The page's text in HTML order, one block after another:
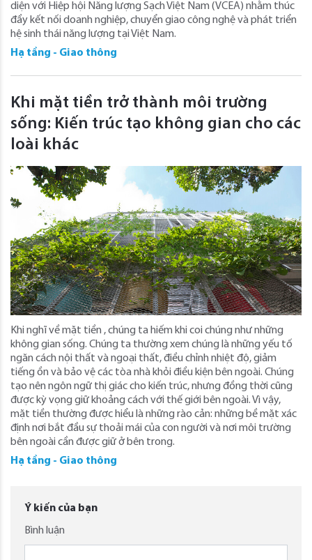
diện với Hiệp hội Năng lượng Sạch Việt Nam (VCEA) nhằm thúc
đẩy kết nối doanh nghiệp, chuyển giao công nghệ và phát triển
hệ sinh thái năng lượng tại Việt Nam.
Hạ tầng - Giao thông
Khi mặt tiền trở thành môi trường
sống: Kiến trúc tạo không gian cho các
loài khác
Khi nghĩ về mặt tiền , chúng ta hiếm khi coi chúng như những
không gian sống. Chúng ta thường xem chúng là những yếu tố
ngăn cách nội thất và ngoại thất, điều chỉnh nhiệt độ, giảm
tiếng ồn và bảo vệ các tòa nhà khỏi điều kiện bên ngoài. Chúng
tạo nên ngôn ngữ thị giác cho kiến ​​trúc, nhưng đồng thời cũng
được kỳ vọng giữ khoảng cách với thế giới bên ngoài. Vì vậy,
mặt tiền thường được hiểu là những rào cản: những bề mặt xác
định nơi bắt đầu sự thoải mái của con người và nơi môi trường
bên ngoài cần được giữ ở bên trong.
Hạ tầng - Giao thông
Ý kiến của bạn
Bình luận